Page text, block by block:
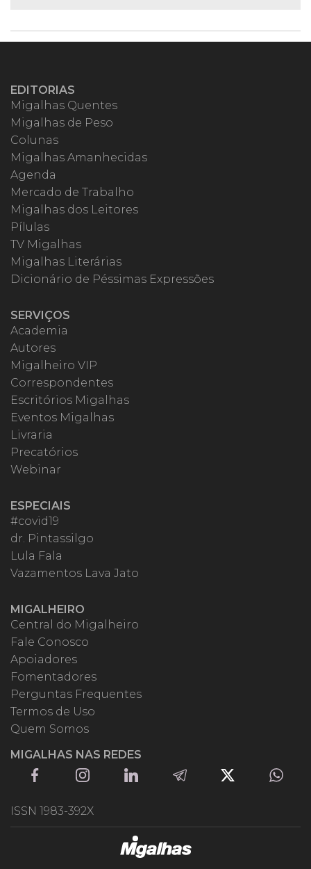
EDITORIAS
Migalhas Quentes
Migalhas de Peso
Colunas
Migalhas Amanhecidas
Agenda
Mercado de Trabalho
Migalhas dos Leitores
Pílulas
TV Migalhas
Migalhas Literárias
Dicionário de Péssimas Expressões
SERVIÇOS
Academia
Autores
Migalheiro VIP
Correspondentes
Escritórios Migalhas
Eventos Migalhas
Livraria
Precatórios
Webinar
ESPECIAIS
#covid19
dr. Pintassilgo
Lula Fala
Vazamentos Lava Jato
MIGALHEIRO
Central do Migalheiro
Fale Conosco
Apoiadores
Fomentadores
Perguntas Frequentes
Termos de Uso
Quem Somos
MIGALHAS NAS REDES
ISSN 1983-392X